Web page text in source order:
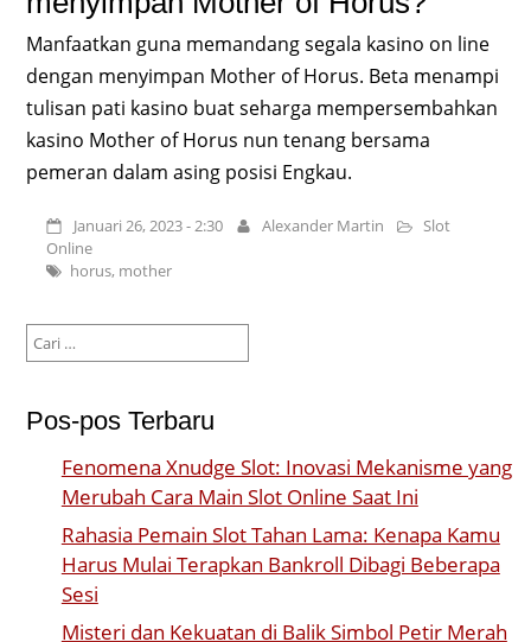
Manfaatkan guna memandang segala kasino on line
dengan menyimpan Mother of Horus. Beta menampi
tulisan pati kasino buat seharga mempersembahkan
kasino Mother of Horus nun tenang bersama
pemeran dalam asing posisi Engkau.
Januari 26, 2023 - 2:30 Alexander Martin
Slot
Online
horus, mother
untuk:
Pos-pos Terbaru
Fenomena Xnudge Slot: Inovasi Mekanisme yang
Merubah Cara Main Slot Online Saat Ini
Rahasia Pemain Slot Tahan Lama: Kenapa Kamu
Harus Mulai Terapkan Bankroll Dibagi Beberapa
Sesi
Misteri dan Kekuatan di Balik Simbol Petir Merah